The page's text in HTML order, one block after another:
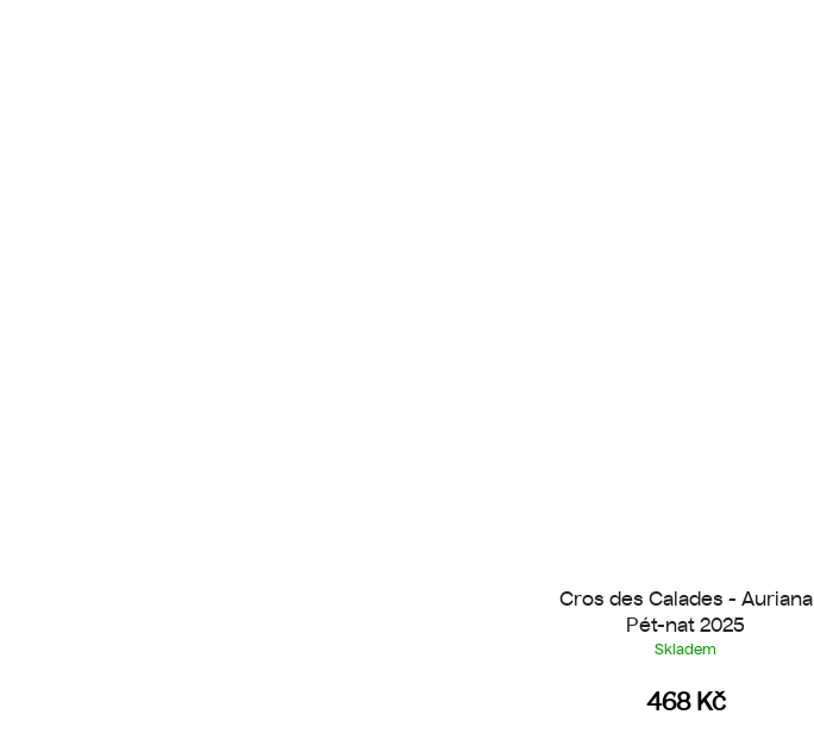
Cros des Calades - Auriana
Pét-nat 2025
Skladem
468 Kč